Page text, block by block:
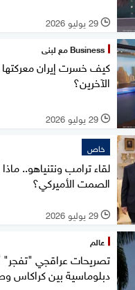
l 29 يوليو 2026
Business مع لبنى
كيف خسرت إيران
الآخرين؟
l 29 يوليو 2026
خاص
لقاء ترامب ونتنياهو..
الصمت الأميركي؟
l 29 يوليو 2026
عالم
تصريحات عراقجي "تفجر"
دبلوماسية بين كراكاس